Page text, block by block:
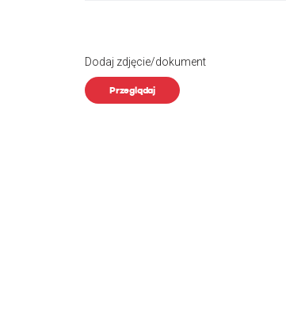
Dodaj zdjęcie/dokument
Przeglądaj